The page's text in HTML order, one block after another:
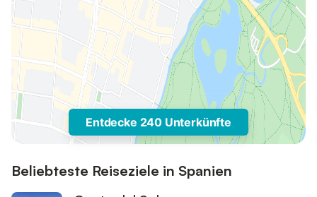
Entdecke 240 Unterkünfte
Beliebteste Reiseziele in Spanien